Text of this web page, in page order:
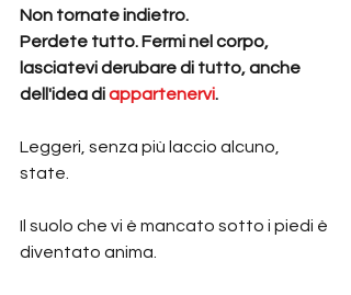
Non tornate indietro.
Perdete tutto. Fermi nel corpo,
lasciatevi derubare di tutto, anche
dell'idea di appartenervi.
Leggeri, senza più laccio alcuno,
state.
Il suolo che vi è mancato sotto i piedi è
diventato anima.